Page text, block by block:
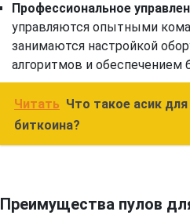
Профессиональное
управляются опытными
занимаются настройкой
алгоритмов и обеспечением
Читать Что такое асик
биткоина?
Преимущества пулов